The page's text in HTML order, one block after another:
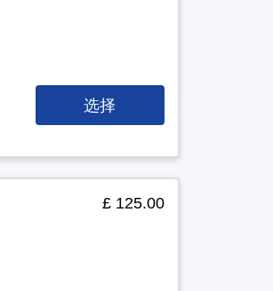
选择
£ 125.00